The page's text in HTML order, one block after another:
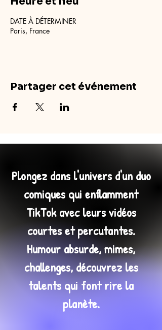
DATE À DÉTERMINER
Paris, France
Partager cet événement
Plongez dans l'univers d'un duo
comiques qui enflamment
TikTok avec leurs vidéos
courtes et percutantes.
Humour absurde, mimes,
challenges, découvrez les
talents qui font rire la
planète.